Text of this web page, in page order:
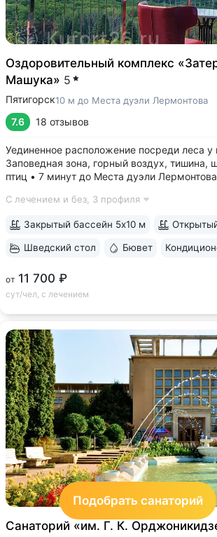
Оздоровительный комплекс
Машука» 5
Пятигорск10 м до Места дуэли Лермонтова
7.6 18 отзывов
Уединенное расположение посреди леса
Заповедная зона, горный воздух, тишина,
птиц • 7 минут до Места дуэли
Идеальное место для тех, кто любит гулять
С лечением и без, 3 профиля
от 11 700 ₽
сут/чел, с лечением
Закрытый бассейн 5х10 м
Шведский стол Бювет
Санаторий «им. Г. К.
Подобрать санаторий